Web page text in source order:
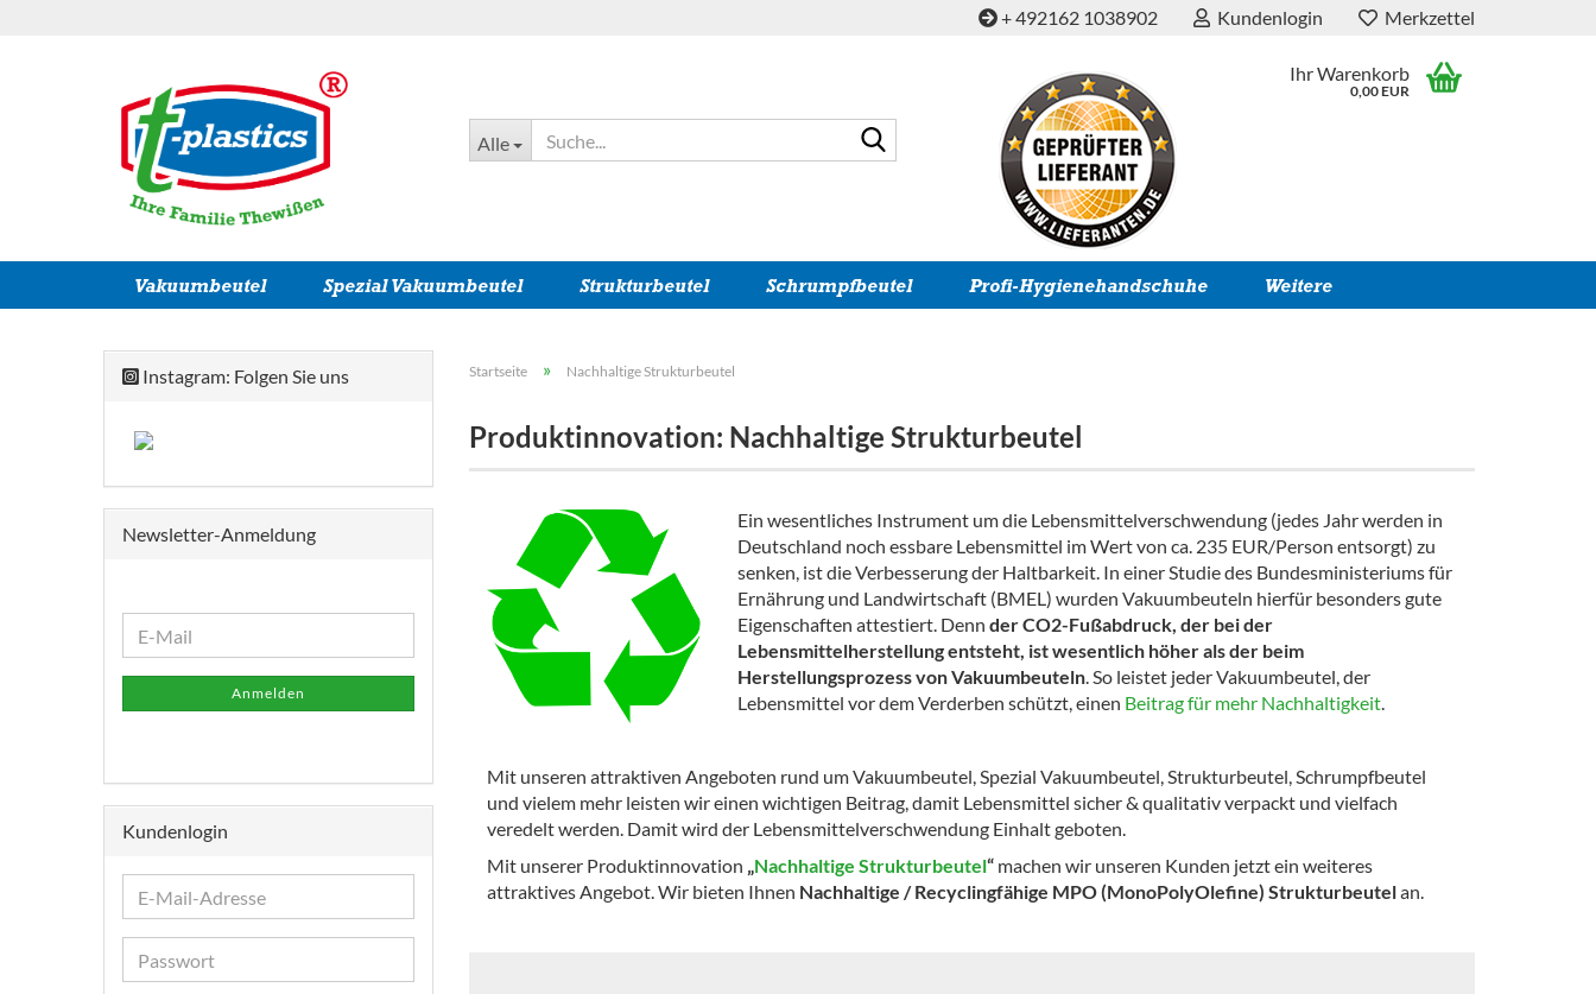
+ 492162 1038902 Kundenlogin Merkzettel
Alle
Ihr Warenkorb
0,00 EUR
Vakuumbeutel Spezial Vakuumbeutel Strukturbeutel Schrumpfbeutel Profi-Hygienehandschuhe Weitere
Startseite » Nachhaltige Strukturbeutel
Produktinnovation: Nachhaltige Strukturbeutel
Ein wesentliches Instrument um die Lebensmittelverschwendung (jedes Jahr werden in
Deutschland noch essbare Lebensmittel im Wert von ca. 235 EUR/Person entsorgt) zu
senken, ist die Verbesserung der Haltbarkeit. In einer Studie des Bundesministeriums für
Ernährung und Landwirtschaft (BMEL) wurden Vakuumbeuteln hierfür besonders gute
Eigenschaften attestiert. Dennder CO2-Fußabdruck, der bei der
Lebensmittelherstellung entsteht, ist wesentlich höher als der beim
Herstellungsprozess von Vakuumbeuteln. So leistet jeder Vakuumbeutel, der
Lebensmittel vor dem Verderben schützt, einen Beitrag für mehr Nachhaltigkeit.
Mit unseren attraktiven Angeboten rund um Vakuumbeutel, Spezial Vakuumbeutel, Strukturbeutel, Schrumpfbeutel
und vielem mehr leisten wir einen wichtigen Beitrag, damit Lebensmittel sicher & qualitativ verpackt und vielfach
veredelt werden. Damit wird der Lebensmittelverschwendung Einhalt geboten.
Mit unserer Produktinnovation „Nachhaltige Strukturbeutel“machen wir unseren Kunden jetzt ein weiteres
attraktives Angebot. Wir bieten Ihnen Nachhaltige / Recyclingfähige MPO (MonoPolyOlefine) Strukturbeutelan.
Instagram: Folgen Sie uns
Newsletter-Anmeldung
ZUR
NEWSLETTER-
ANMELDUNG
E-
Mail
Anmelden
Kundenlogin
E-
Mail-
Adresse
Passwort